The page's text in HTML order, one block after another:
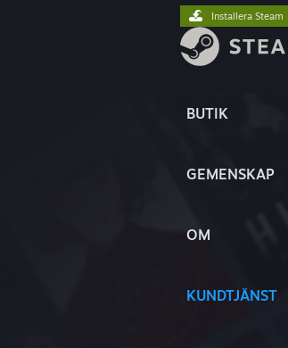
BUTIK
GEMENSKAP
OM
KUNDTJÄNST
Installera Steam